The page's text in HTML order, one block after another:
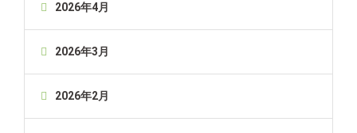
2026年4月
2026年3月
2026年2月